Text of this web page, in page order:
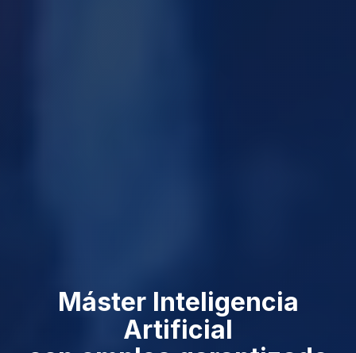
Máster Inteligencia
Artificial